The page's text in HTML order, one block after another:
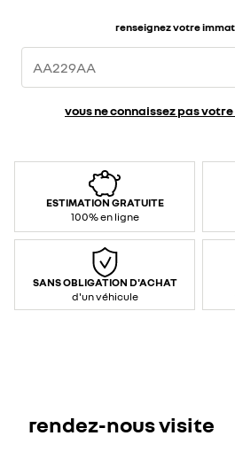
renseignez votre
vous ne connaissez pas
ESTIMATION GRATUITE
100% en ligne
SANS OBLIGATION D'ACHAT
d'un véhicule
rendez-nous visite